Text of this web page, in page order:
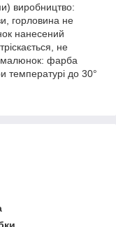
виробництво:
горловина не
нанесений
не
фарба
температурі до 30°